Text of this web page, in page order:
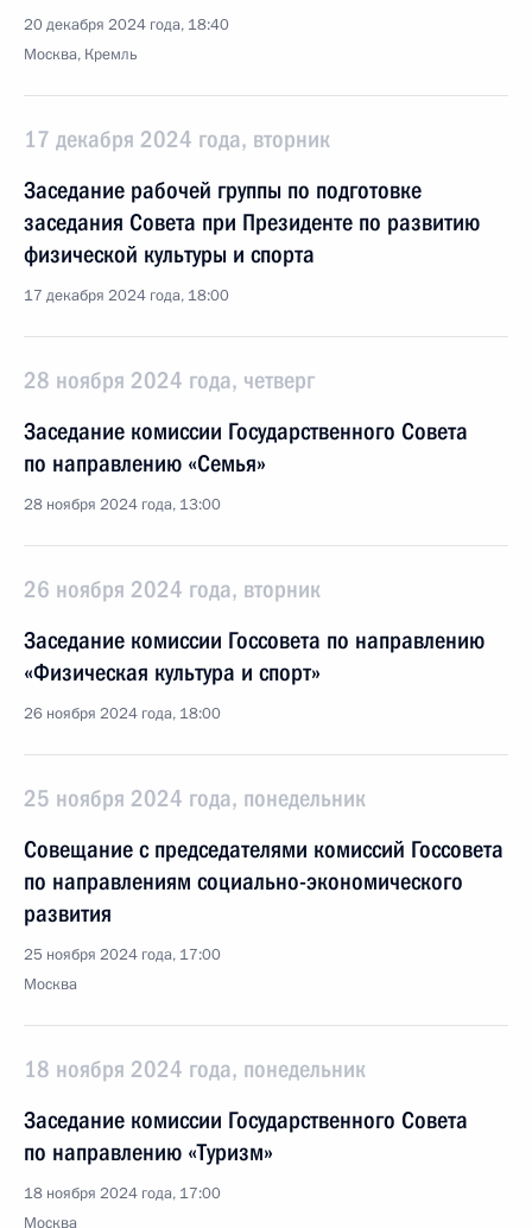
20 декабря 2024 года, 18:40
Москва, Кремль
17 декабря 2024 года, вторник
Заседание рабочей группы по подготовке
заседания Совета при Президенте по развитию
физической культуры и спорта
17 декабря 2024 года, 18:00
28 ноября 2024 года, четверг
Заседание комиссии Государственного Совета
по направлению «Семья»
28 ноября 2024 года, 13:00
26 ноября 2024 года, вторник
Заседание комиссии Госсовета по направлению
«Физическая культура и спорт»
26 ноября 2024 года, 18:00
25 ноября 2024 года, понедельник
Совещание с председателями комиссий Госсовета
по направлениям социально-экономического
развития
25 ноября 2024 года, 17:00
Москва
18 ноября 2024 года, понедельник
Заседание комиссии Государственного Совета
по направлению «Туризм»
18 ноября 2024 года, 17:00
Москва